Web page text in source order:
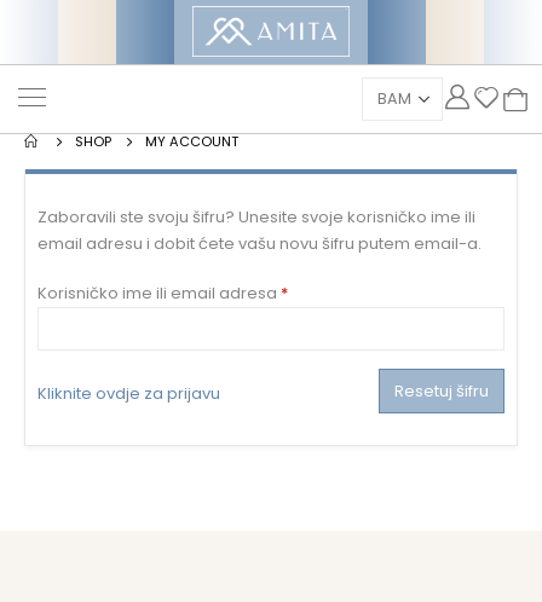
SHOP MY ACCOUNT
Zaboravili ste svoju šifru? Unesite svoje korisničko ime ili
email adresu i dobit ćete vašu novu šifru putem email-a.
Korisničko ime ili email adresa *Mandatorno
Kliknite ovdje za prijavu Resetuj šifru